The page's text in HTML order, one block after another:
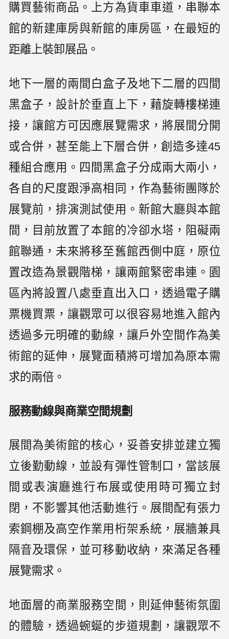
購買藝術商品。上方為貨車車道，串聯本
館的新建庫房與新館的庫房區，在最短的
距離上裝卸展品。
地下一層的兩間白盒子及地下二層的四間
黑盒子，設計於垂直上下，藉旋轉樓梯連
接，讓館方可因應展覽需求，將展間分開
或合併，甚至能上下層合併，創造多達45
種組合應用。四間黑盒子分成兩大兩小，
各自的尺度跟淨高相同，作為藝術團隊於
展覽前，排演測試使用。新館大廳與本館
間，目前放置了本館的冷卻水塔，阻礙兩
館聯通，未來將移至舊館西側中庭，原位
置改造為景觀階梯，讓兩館緊密串連。園
區內將設置八處垂直出入口，透過電子購
票機買票，讓觀眾可以很容易地進入館內
透過多元明確的動線，讓戶外空間作為美
術館的延伸，展覽面積將可增加為原本需
求的兩倍。
服務動線與商業空間規劃
展間為美術館的核心，妥善安排並建立獨
立後勤動線，並設有彈性管制口，當該展
間或表演廳進行布展或使用時可獨立封
閉，不影響其他活動進行。展間配有張力
索鋼棚及高空作業用桁架系統，展牆兼具
隔音及環保，並可移動收納，來滿足各種
展覽需求。
地面層的商業服務空間，則延伸藝術氛圍
的體驗，透過蜿蜒的步道規劃，讓觀眾不